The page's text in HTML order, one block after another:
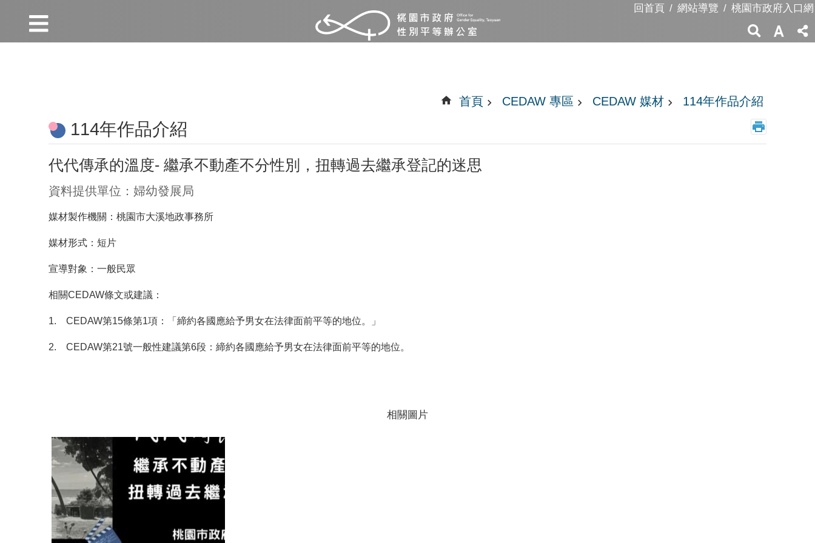
回首頁 網站導覽 桃園市政府入口網
首頁 CEDAW 專區 CEDAW 媒材 114年作品介紹
114年作品介紹
代代傳承的溫度- 繼承不動產不分性別，扭轉過去繼承登記的迷思
資料提供單位：婦幼發展局
媒材製作機關：桃園市大溪地政事務所
媒材形式：短片
宣導對象：一般民眾
相關CEDAW條文或建議：
1. CEDAW第15條第1項：「締約各國應給予男女在法律面前平等的地位。」
2. CEDAW第21號一般性建議第6段：締約各國應給予男女在法律面前平等的地位。
相關圖片